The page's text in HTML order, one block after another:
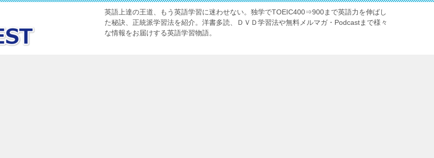
英語上達の王道、もう英語学習に迷わせない。独学でTOEIC400⇒900まで英語力を伸ばし
た秘訣、正統派学習法を紹介。洋書多読、ＤＶＤ学習法や無料メルマガ・Podcastまで様々
な情報をお届けする英語学習物語。